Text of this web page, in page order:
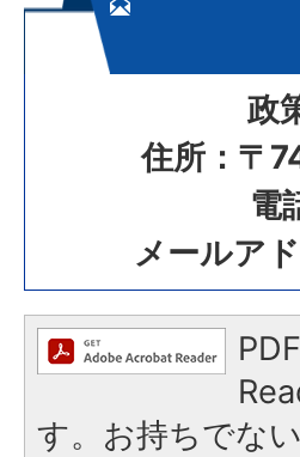
政
住所：〒
電
メールア
す。お持ちでな